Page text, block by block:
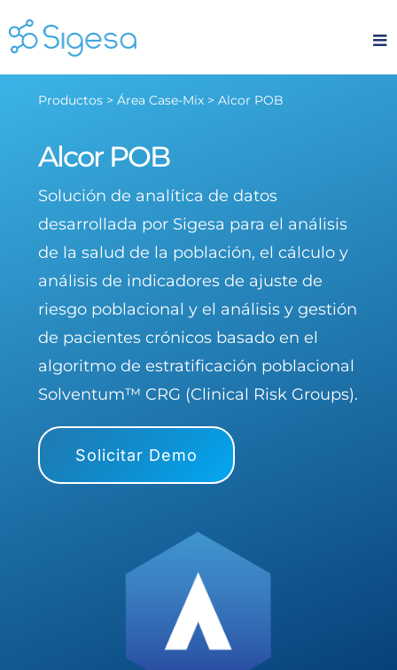
to
content
Productos > Área Case-Mix > Alcor POB
Alcor POB
Solución de analítica de datos
desarrollada por Sigesa para el análisis
de la salud de la población, el cálculo y
análisis de indicadores de ajuste de
riesgo poblacional y el análisis y gestión
de pacientes crónicos basado en el
algoritmo de estratificación poblacional
Solventum™ CRG (Clinical Risk Groups).
Solicitar Demo